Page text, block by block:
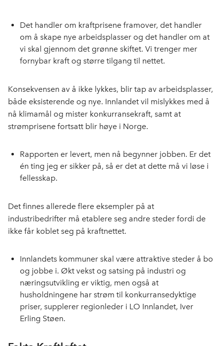
Det handler om kraftprisene framover, det handler
om å skape nye arbeidsplasser og det handler om at
vi skal gjennom det grønne skiftet. Vi trenger mer
fornybar kraft og større tilgang til nettet.
Konsekvensen av å ikke lykkes, blir tap av arbeidsplasser,
både eksisterende og nye. Innlandet vil mislykkes med å
nå klimamål og mister konkurransekraft, samt at
strømprisene fortsatt blir høye i Norge.
Rapporten er levert, men nå begynner jobben. Er det
én ting jeg er sikker på, så er det at dette må vi løse i
fellesskap.
Det finnes allerede flere eksempler på at
industribedrifter må etablere seg andre steder fordi de
ikke får koblet seg på kraftnettet.
Innlandets kommuner skal være attraktive steder å bo
og jobbe i. Økt vekst og satsing på industri og
næringsutvikling er viktig, men også at
husholdningene har strøm til konkurransedyktige
priser, supplerer regionleder i LO Innlandet, Iver
Erling Støen.